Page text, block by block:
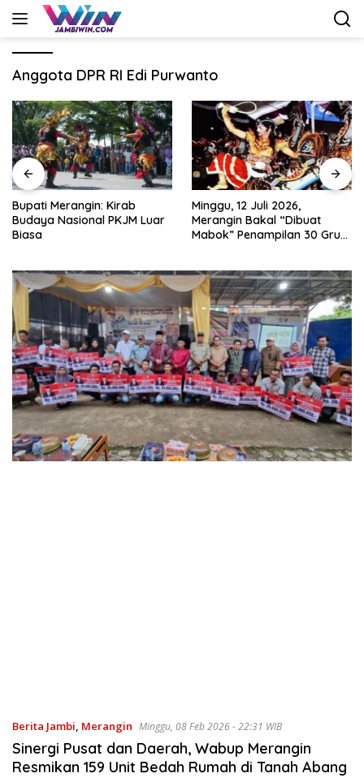
Langsung
Anggota DPR RI Edi Purwanto
Minggu, 12 Juli 2026,
Merangin Bakal “Dibuat
Mabok” Penampilan 30 Grup
Nobar Piala Dunia 2026 di
Provinsi Jambi Diharapkan
Mampu Menggerakkan
Berita Jambi, Merangin Minggu, 08 Feb 2026 - 22:31 WIB
Sinergi Pusat dan Daerah, Wabup Merangin
Resmikan 159 Unit Bedah Rumah di Tanah Abang